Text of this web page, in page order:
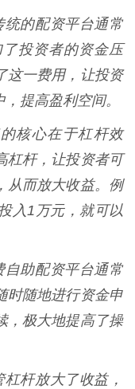
统的配资平台通常
投资者的资金压
这一费用，让投资
提高盈利空间。
核心在于杠杆效
杠杆，让投资者可
从而放大收益。例
入1万元，就可以
自助配资平台通常
时随地进行资金申
，极大地提高了操
杆放大了收益，